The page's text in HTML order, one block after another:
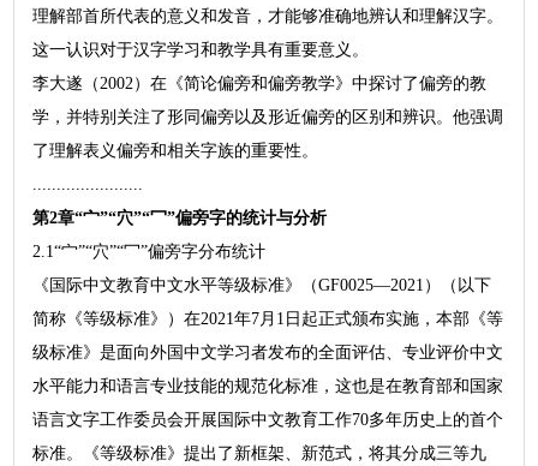
理解部首所代表的意义和发音，才能够准确地辨认和理解汉字。
这一认识对于汉字学习和教学具有重要意义。
李大遂（2002）在《简论偏旁和偏旁教学》中探讨了偏旁的教
学，并特别关注了形同偏旁以及形近偏旁的区别和辨识。他强调
了理解表义偏旁和相关字族的重要性。
.......................
第2章“宀”“穴”“冖”偏旁字的统计与分析
2.1“宀”“穴”“冖”偏旁字分布统计
《国际中文教育中文水平等级标准》（GF0025—2021）（以下
简称《等级标准》）在2021年7月1日起正式颁布实施，本部《等
级标准》是面向外国中文学习者发布的全面评估、专业评价中文
水平能力和语言专业技能的规范化标准，这也是在教育部和国家
语言文字工作委员会开展国际中文教育工作70多年历史上的首个
标准。《等级标准》提出了新框架、新范式，将其分成三等九